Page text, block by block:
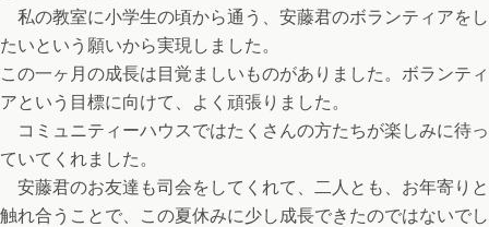
私の教室に小学生の頃から通う、安藤君のボランティアをし
たいという願いから実現しました。
この一ヶ月の成長は目覚ましいものがありました。ボランティ
アという目標に向けて、よく頑張りました。
コミュニティーハウスではたくさんの方たちが楽しみに待っ
ていてくれました。
安藤君のお友達も司会をしてくれて、二人とも、お年寄りと
触れ合うことで、この夏休みに少し成長できたのではないでし